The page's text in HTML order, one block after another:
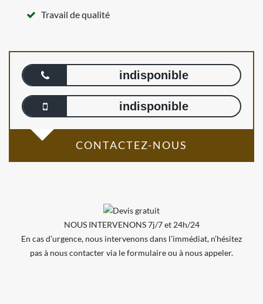
Travail de qualité
indisponible
indisponible
CONTACTEZ-NOUS
NOUS INTERVENONS 7j/7 et 24h/24
En cas d’urgence, nous intervenons dans l’immédiat, n’hésitez
pas à nous contacter via le formulaire ou à nous appeler.